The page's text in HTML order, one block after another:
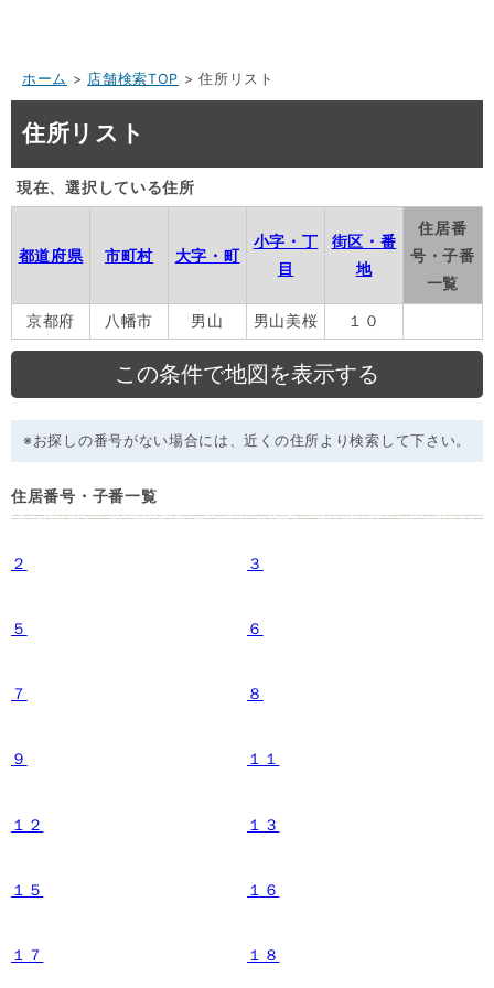
ホーム > 店舗検索TOP > 住所リスト
住所リスト
現在、選択している住所
都道府県 市町村 大字・町
小字・丁
目
街区・番
地
住居番
号・子番
一覧
京都府
八幡市 男山 男山美桜 １０
※お探しの番号がない場合には、近くの住所より検索して下さい。
住居番号・子番一覧
２ ３
５ ６
７ ８
９ １１
１２ １３
１５ １６
１７ １８